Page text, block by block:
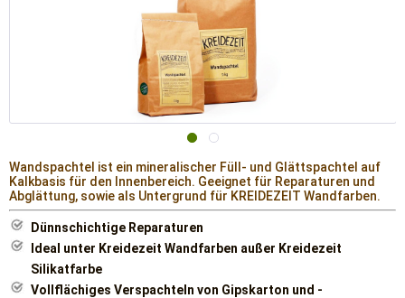
Wandspachtel ist ein mineralischer Füll- und Glättspachtel auf
Kalkbasis für den Innenbereich. Geeignet für Reparaturen und
Abglättung, sowie als Untergrund für KREIDEZEIT Wandfarben.
Dünnschichtige Reparaturen
Ideal unter Kreidezeit Wandfarben außer Kreidezeit
Silikatfarbe
Vollflächiges Verspachteln von Gipskarton und -